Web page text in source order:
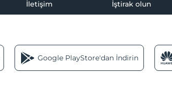
İletişim İştirak olun
Google PlayStore'dan İndirin